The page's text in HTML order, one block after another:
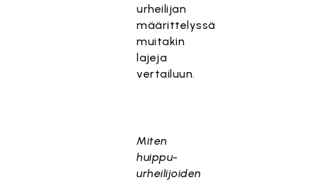
urheilijan
määrittelyssä
muitakin
lajeja
vertailuun.
Miten
huippu-
urheilijoiden